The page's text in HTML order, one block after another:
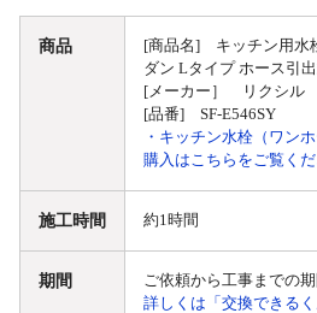
商品
[商品名] キッチン用水
ダン Lタイプ ホース引
[メーカー］ リクシル
[品番] SF-E546SY
・キッチン水栓（ワン
購入はこちらをご覧く
施工時間 約1時間
期間
ご依頼から工事までの
詳しくは「交換できる